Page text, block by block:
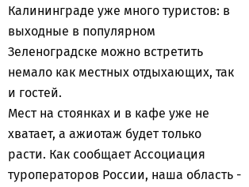
Калининграде уже много туристов: в
выходные в популярном
Зеленоградске можно встретить
немало как местных отдыхающих, так
и гостей.
Мест на стоянках и в кафе уже не
хватает, а ажиотаж будет только
расти. Как сообщает Ассоциация
туроператоров России, наша область -